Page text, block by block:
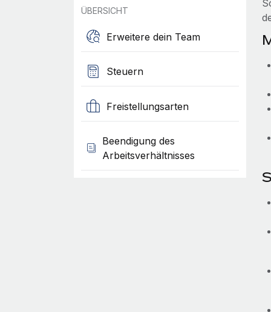
ÜBERSICHT
Erweitere dein Team
Steuern
Freistellungsarten
Beendigung des
Arbeitsverhältnisses